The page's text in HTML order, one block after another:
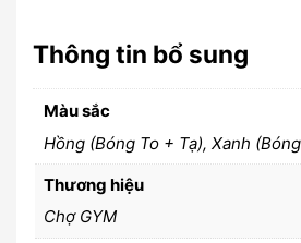
Thông tin bổ sung
Màu sắc
Hồng (Bóng To + Tạ), Xanh
Thương hiệu
Chợ GYM